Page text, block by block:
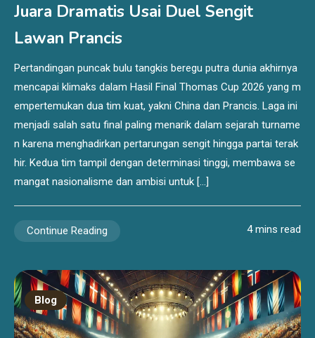
Juara Dramatis Usai Duel Sengit
Lawan Prancis
Pertandingan puncak bulu tangkis beregu putra dunia akhirnya
mencapai klimaks dalam Hasil Final Thomas Cup 2026 yang m
empertemukan dua tim kuat, yakni China dan Prancis. Laga ini
menjadi salah satu final paling menarik dalam sejarah turname
n karena menghadirkan pertarungan sengit hingga partai terak
hir. Kedua tim tampil dengan determinasi tinggi, membawa se
mangat nasionalisme dan ambisi untuk […]
Continue Reading 4 mins read
Blog